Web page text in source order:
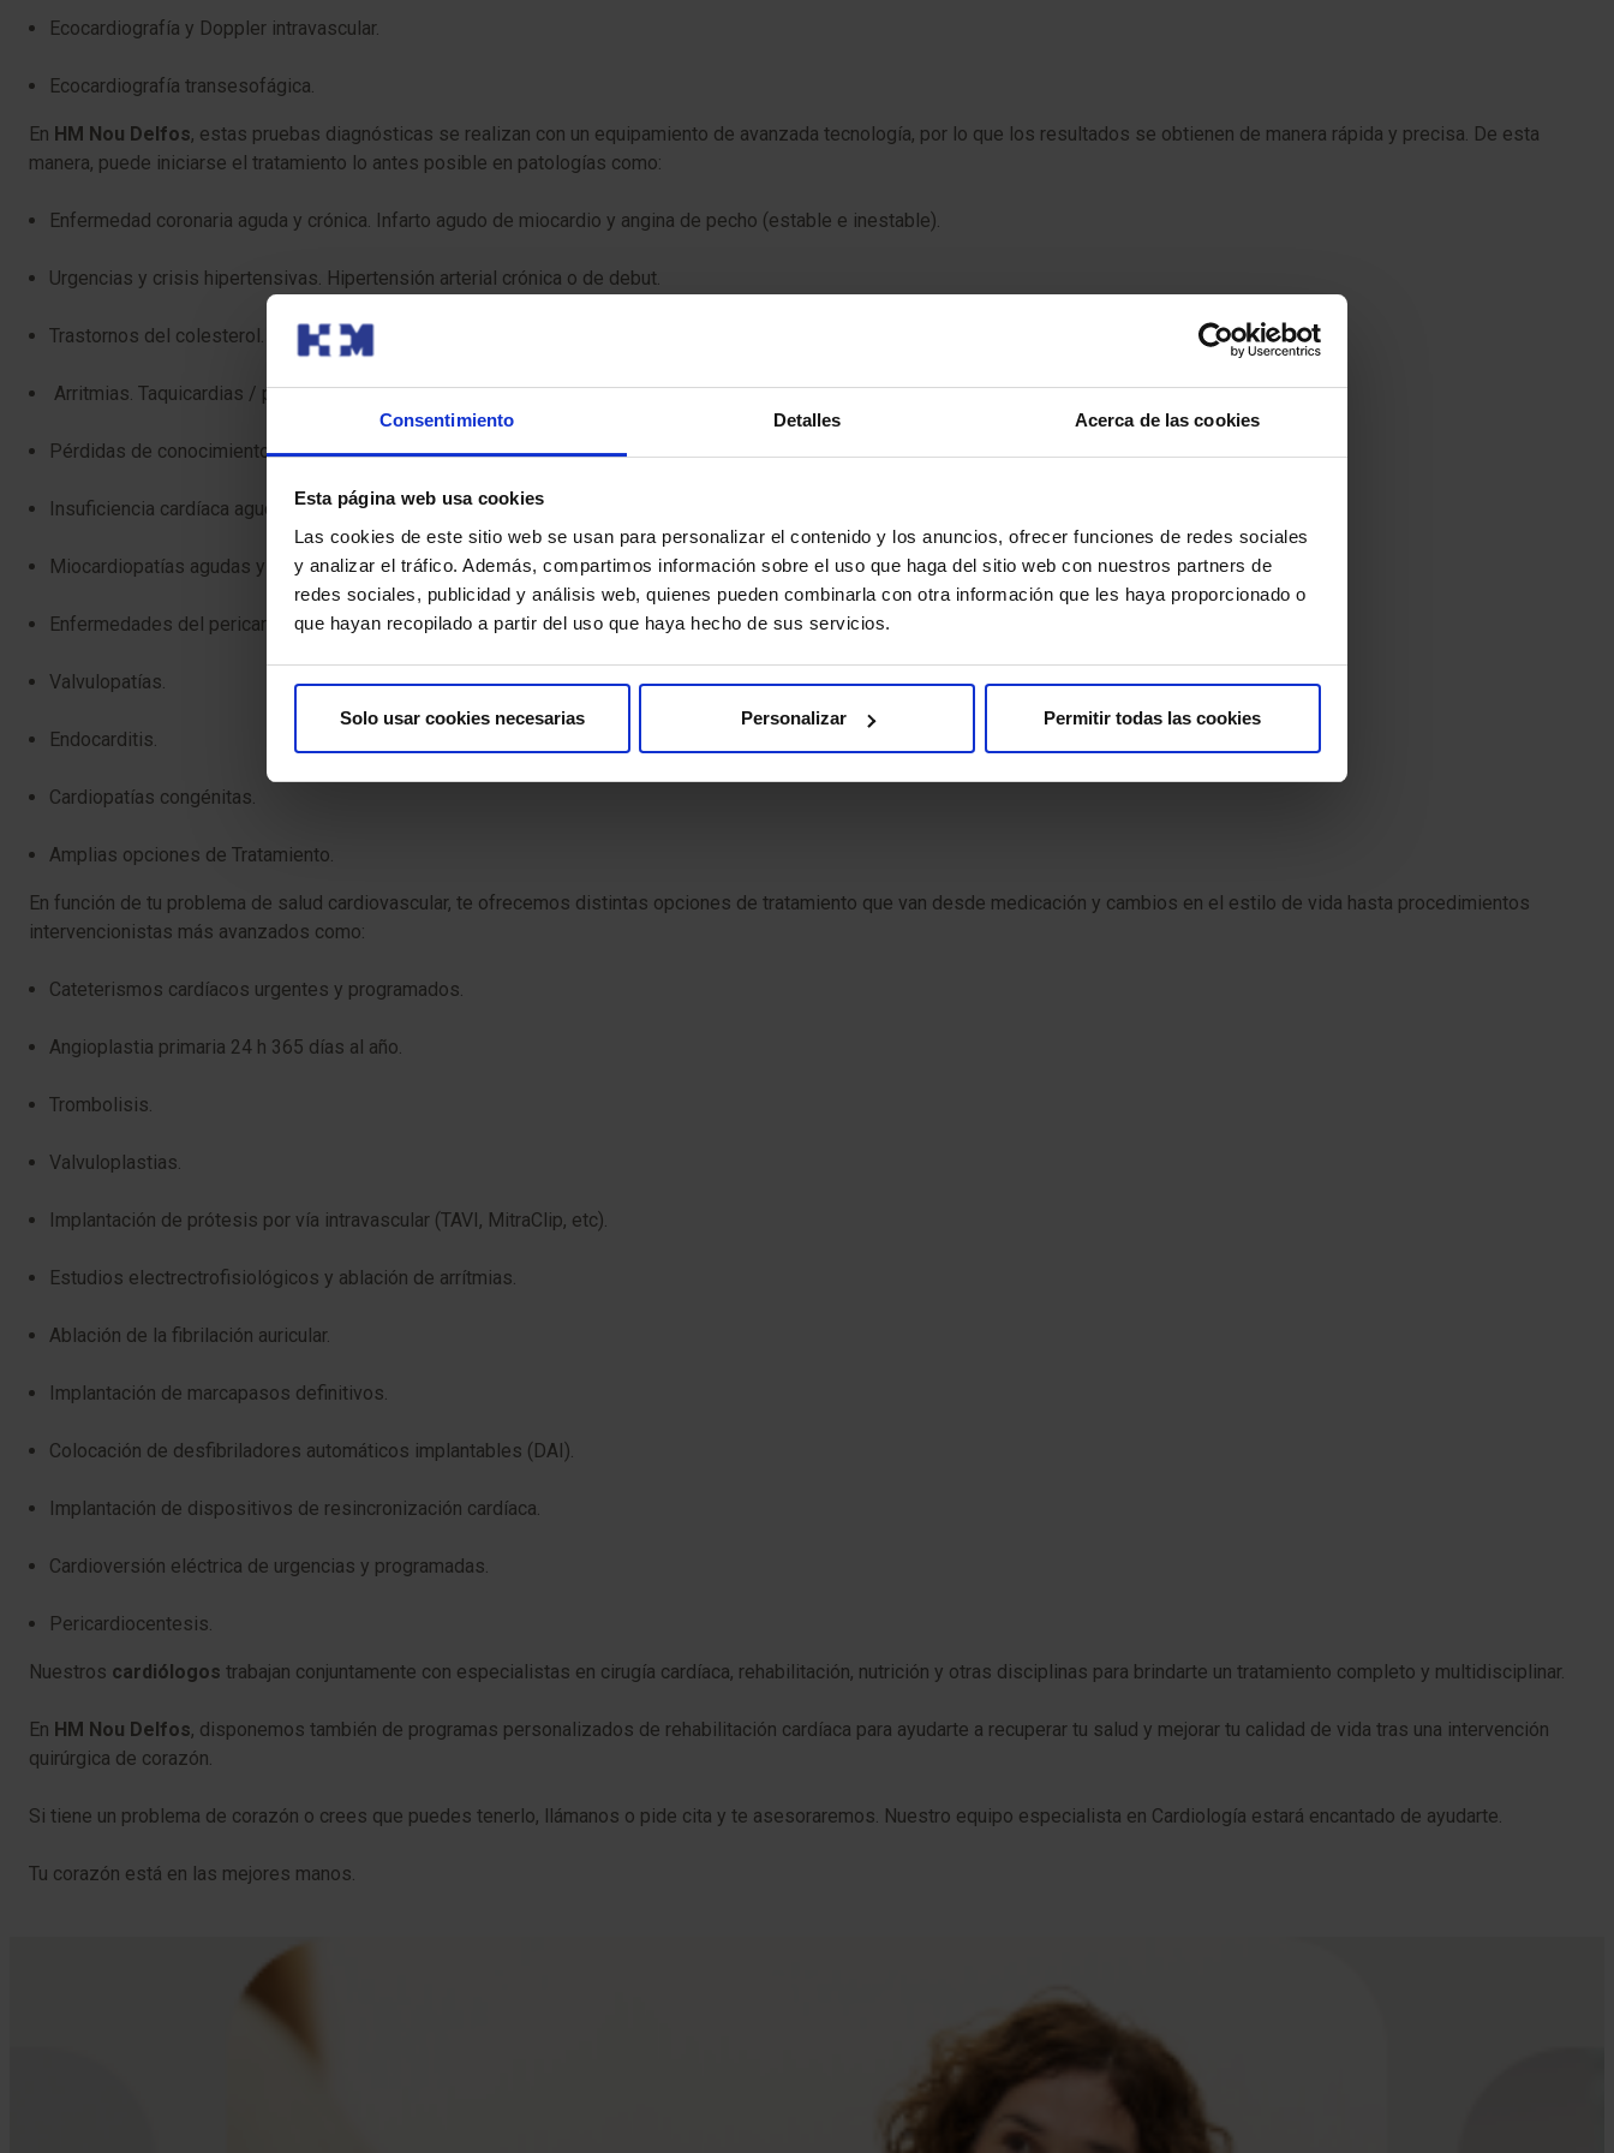
Consentimiento Detalles Acerca de las cookies
Esta página web usa cookies
Las cookies de este sitio web se usan para personalizar el contenido y los anuncios, ofrecer funciones de redes sociales
y analizar el tráfico. Además, compartimos información sobre el uso que haga del sitio web con nuestros partners de
redes sociales, publicidad y análisis web, quienes pueden combinarla con otra información que les haya proporcionado o
que hayan recopilado a partir del uso que haya hecho de sus servicios.
Solo usar cookies necesarias Personalizar Permitir todas las cookies
Ecocardiografía y Doppler intravascular.
Ecocardiografía transesofágica.
En HM Nou Delfos, estas pruebas diagnósticas se realizan con un equipamiento de avanzada tecnología, por lo que los resultados se obtienen de manera rápida y precisa. De esta
manera, puede iniciarse el tratamiento lo antes posible en patologías como:
Enfermedad coronaria aguda y crónica. Infarto agudo de miocardio y angina de pecho (estable e inestable).
Urgencias y crisis hipertensivas. Hipertensión arterial crónica o de debut.
Trastornos del colesterol. Dislipemias familiares o adquiridas.
Arritmias. Taquicardias / palpitaciones.
Pérdidas de conocimiento (Síncopes).
Insuficiencia cardíaca aguda y crónica.
Miocardiopatías agudas y crónicas.
Enfermedades del pericardio.
Valvulopatías.
Endocarditis.
Cardiopatías congénitas.
Amplias opciones de Tratamiento.
En función de tu problema de salud cardiovascular, te ofrecemos distintas opciones de tratamiento que van desde medicación y cambios en el estilo de vida hasta procedimientos
intervencionistas más avanzados como:
Cateterismos cardíacos urgentes y programados.
Angioplastia primaria 24 h 365 días al año.
Trombolisis.
Valvuloplastias.
Implantación de prótesis por vía intravascular (TAVI, MitraClip, etc).
Estudios electrectrofisiológicos y ablación de arrítmias.
Ablación de la fibrilación auricular.
Implantación de marcapasos definitivos.
Colocación de desfibriladores automáticos implantables (DAI).
Implantación de dispositivos de resincronización cardíaca.
Cardioversión eléctrica de urgencias y programadas.
Pericardiocentesis.
Nuestros cardiólogos trabajan conjuntamente con especialistas en cirugía cardíaca, rehabilitación, nutrición y otras disciplinas para brindarte un tratamiento completo y multidisciplinar.
En HM Nou Delfos, disponemos también de programas personalizados de rehabilitación cardíaca para ayudarte a recuperar tu salud y mejorar tu calidad de vida tras una intervención
quirúrgica de corazón.
Si tiene un problema de corazón o crees que puedes tenerlo, llámanos o pide cita y te asesoraremos. Nuestro equipo especialista en Cardiología estará encantado de ayudarte.
Tu corazón está en las mejores manos.